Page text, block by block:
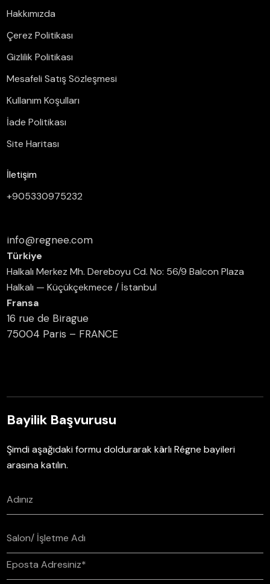
Hakkımızda
Çerez Politikası
Gizlilik Politikası
Mesafeli Satış Sözleşmesi
Kullanım Koşulları
İade Politikası
Site Haritası
İletişim
+905330975232
info@regnee.com
Türkiye
Halkalı Merkez Mh. Dereboyu Cd. No: 56/9 Balcon Plaza
Halkalı — Küçükçekmece / İstanbul
Fransa
16 rue de Birague
75004 Paris – FRANCE
Bayilik Başvurusu
Şimdi aşağıdaki formu doldurarak kârlı Régne bayileri
arasına katılın.